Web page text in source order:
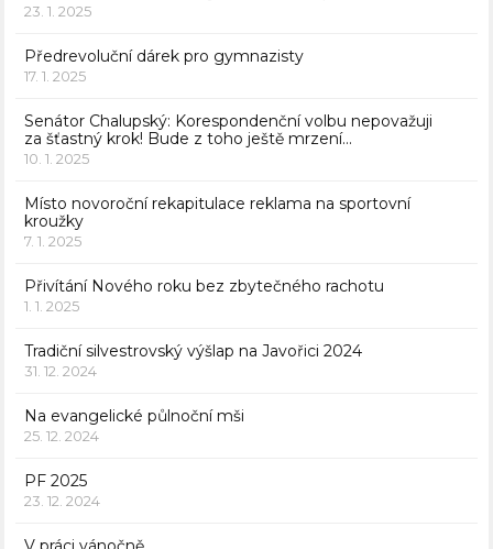
23. 1. 2025
Předrevoluční dárek pro gymnazisty
17. 1. 2025
Senátor Chalupský: Korespondenční volbu nepovažuji
za šťastný krok! Bude z toho ještě mrzení…
10. 1. 2025
Místo novoroční rekapitulace reklama na sportovní
kroužky
7. 1. 2025
Přivítání Nového roku bez zbytečného rachotu
1. 1. 2025
Tradiční silvestrovský výšlap na Javořici 2024
31. 12. 2024
Na evangelické půlnoční mši
25. 12. 2024
PF 2025
23. 12. 2024